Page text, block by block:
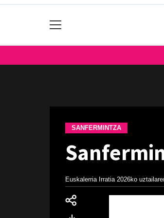
SANFERMINTZA
Euskalerria Irratia 2026ko